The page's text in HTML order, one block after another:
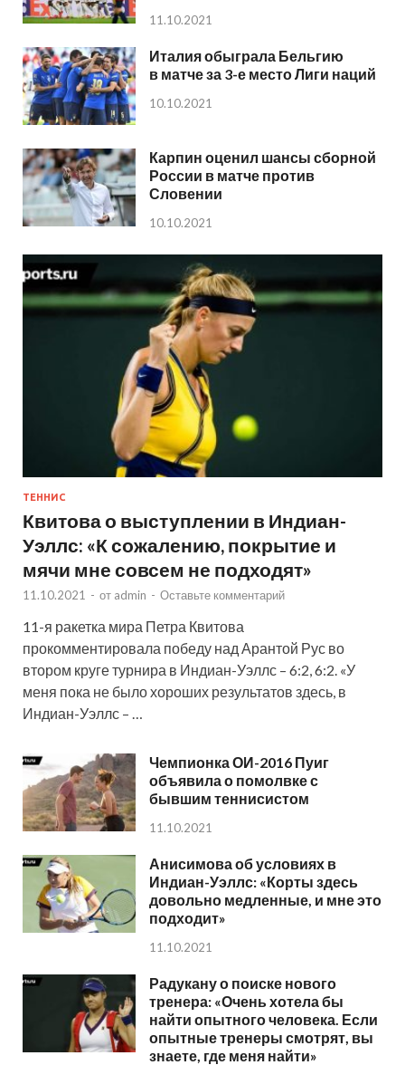
11.10.2021
Италия обыграла Бельгию
в матче за 3-е место Лиги наций
10.10.2021
Карпин оценил шансы сборной
России в матче против
Словении
10.10.2021
ТЕННИС
Квитова о выступлении в Индиан-
Уэллс: «К сожалению, покрытие и
мячи мне совсем не подходят»
11.10.2021 - от admin - Оставьте комментарий
11-я ракетка мира Петра Квитова
прокомментировала победу над Арантой Рус во
втором круге турнира в Индиан-Уэллс – 6:2, 6:2. «У
меня пока не было хороших результатов здесь, в
Индиан-Уэллс – …
Чемпионка ОИ-2016 Пуиг
объявила о помолвке с
бывшим теннисистом
11.10.2021
Анисимова об условиях в
Индиан-Уэллс: «Корты здесь
довольно медленные, и мне это
подходит»
11.10.2021
Радукану о поиске нового
тренера: «Очень хотела бы
найти опытного человека. Если
опытные тренеры смотрят, вы
знаете, где меня найти»